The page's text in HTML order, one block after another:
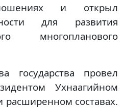
и открыл
для развития
многопланового
государства провел
Ухнаагийном
расширенном составах.